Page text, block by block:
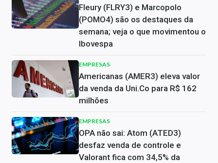
Fleury (FLRY3) e Marcopolo
(POMO4) são os destaques da
semana; veja o que movimentou o
Ibovespa
EMPRESAS
Americanas (AMER3) eleva valor
da venda da Uni.Co para R$ 162
milhões
EMPRESAS
OPA não sai: Atom (ATED3)
desfaz venda de controle e
Valorant fica com 34,5% da